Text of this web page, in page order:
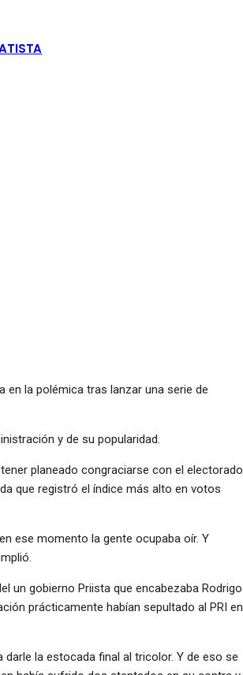
en la polémica tras lanzar una serie de
y de su popularidad.
planeado congraciarse con el electorado
que registró el índice más alto en votos
ese momento la gente ocupaba oír. Y
un gobierno Priista que encabezaba Rodrigo
prácticamente habían sepultado al PRI en
la estocada final al tricolor. Y de eso se